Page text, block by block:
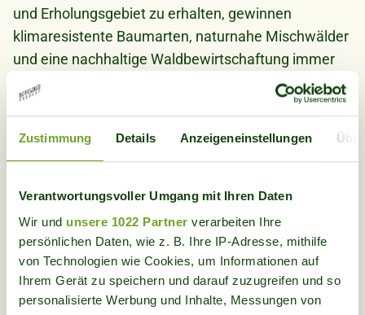
Zustimmung Details Anzeigeneinstellungen
Verantwortungsvoller Umgang mit Ihren Daten
Wir und unsere 1022 Partner verarbeiten Ihre
persönlichen Daten, wie z. B. Ihre IP-Adresse, mithilfe
von Technologien wie Cookies, um Informationen auf
Ihrem Gerät zu speichern und darauf zuzugreifen und so
personalisierte Werbung und Inhalte, Messungen von
und Erholungsgebiet zu erhalten, gewinnen
klimaresistente Baumarten, naturnahe Mischwälder
und eine nachhaltige Waldbewirtschaftung immer
mehr an Bedeutung.